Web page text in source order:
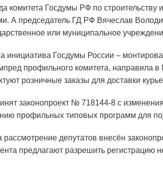
комитета Госдумы РФ по
А председатель ГД РФ Вячеслав
или муниципальное
инициатива Госдумы России –
профильного комитета,
розничные заказы для доставки
законопроект № 718144-8 с
профильных типовых программ для
рассмотрение депутатов внесён
предлагают разрешить регистрацию